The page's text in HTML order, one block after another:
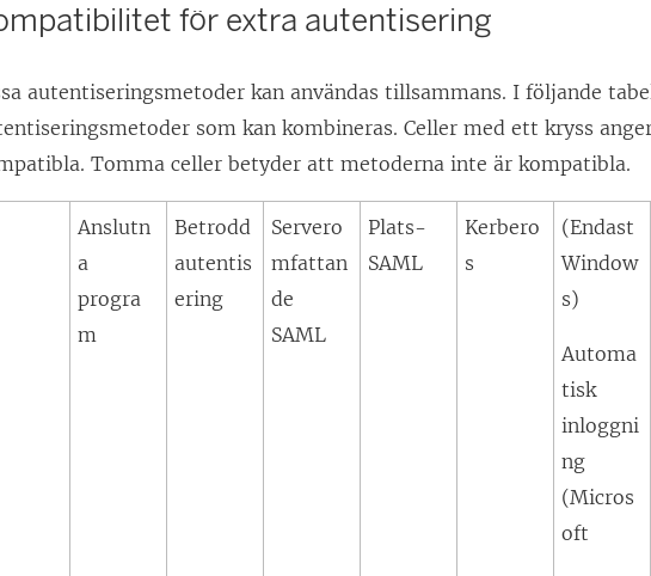
för extra autentisering
autentiseringsmetoder kan användas tillsammans. I följande
som kan kombineras. Celler med ett kryss
Tomma celler betyder att metoderna inte är kompatibla.
Anslutn
a
progra
m
Betrodd
autentis
ering
Servero
mfattan
de
SAML
Plats-
SAML
Kerbero
s
(Endast
Window
s)
Automa
tisk
inloggni
ng
(Micros
oft